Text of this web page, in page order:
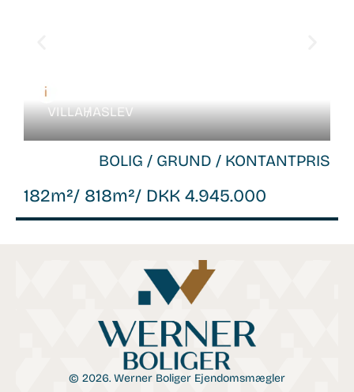
VILLA /HASLEV
BOLIG / GRUND / KONTANTPRIS
182m²/ 818m²/ DKK 4.945.000
© 2026. Werner Boliger Ejendomsmægler